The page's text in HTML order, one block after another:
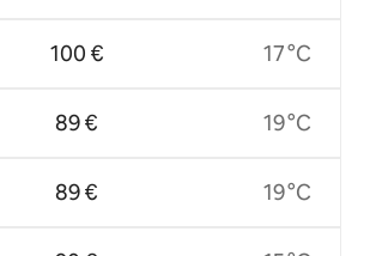
100 €
89 €
89 €
17 °C
19 °C
19 °C